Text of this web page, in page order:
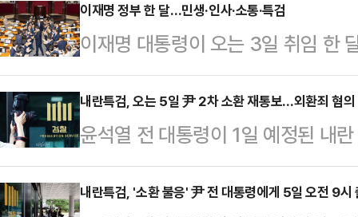
나선다.2일 경찰에 따르면 각 특검
는 특검 사무실 인근에서 집회·시
팀과 핫라인을 통해 소통하며 대응
KT광화문빌딩 웨스트에, 순직해병
울고검에 각각 사무실을 두고 있다
명의 초동대응팀을 출동시…
이재명 정부 한 달…민생·인사·소통·특검
이재명 대통령이 오는 3일 취임 한
정부 부처와 대통령실 수석 인선을
이례적으로 취임 한 달 기자회견도
추가경정예산안(추경) 편성과 3대
상호 대통령실 정무수석은 1일 서
이 대통령 기자회견에 대해 "대략
내란특검, 오는 5일 尹 2차 소환 재통보…외환죄 혐의
윤석열 전 대통령이 1일 예정된 내
란 특검팀은 윤 전 대통령에게 오
대통령 측은 5일 소환에는 응하겠
내란특검, '소환 불응' 尹 전 대통령에게 5일 오전 9시